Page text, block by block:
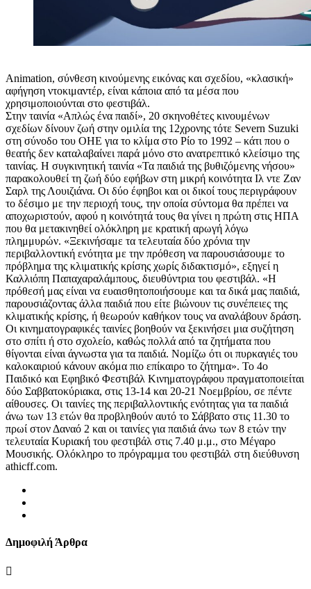
Animation, σύνθεση κινούμενης εικόνας και σχεδίου, «κλασική»
αφήγηση ντοκιμαντέρ, είναι κάποια από τα μέσα που
χρησιμοποιούνται στο φεστιβάλ.
Στην ταινία «Απλώς ένα παιδί», 20 σκηνοθέτες κινουμένων
σχεδίων δίνουν ζωή στην ομιλία της 12χρονης τότε Severn Suzuki
στη σύνοδο του ΟΗΕ για το κλίμα στο Ρίο το 1992 – κάτι που ο
θεατής δεν καταλαβαίνει παρά μόνο στο ανατρεπτικό κλείσιμο της
ταινίας. Η συγκινητική ταινία «Τα παιδιά της βυθιζόμενης νήσου»
παρακολουθεί τη ζωή δύο εφήβων στη μικρή κοινότητα Ιλ ντε Ζαν
Σαρλ της Λουιζιάνα. Οι δύο έφηβοι και οι δικοί τους περιγράφουν
το δέσιμο με την περιοχή τους, την οποία σύντομα θα πρέπει να
αποχωριστούν, αφού η κοινότητά τους θα γίνει η πρώτη στις ΗΠΑ
που θα μετακινηθεί ολόκληρη με κρατική αρωγή λόγω
πλημμυρών. «Ξεκινήσαμε τα τελευταία δύο χρόνια την
περιβαλλοντική ενότητα με την πρόθεση να παρουσιάσουμε το
πρόβλημα της κλιματικής κρίσης χωρίς διδακτισμό», εξηγεί η
Καλλιόπη Παπαχαραλάμπους, διευθύντρια του φεστιβάλ. «Η
πρόθεσή μας είναι να ευαισθητοποιήσουμε και τα δικά μας παιδιά,
παρουσιάζοντας άλλα παιδιά που είτε βιώνουν τις συνέπειες της
κλιματικής κρίσης, ή θεωρούν καθήκον τους να αναλάβουν δράση.
Οι κινηματογραφικές ταινίες βοηθούν να ξεκινήσει μια συζήτηση
στο σπίτι ή στο σχολείο, καθώς πολλά από τα ζητήματα που
θίγονται είναι άγνωστα για τα παιδιά. Νομίζω ότι οι πυρκαγιές του
καλοκαιριού κάνουν ακόμα πιο επίκαιρο το ζήτημα». Το 4ο
Παιδικό και Εφηβικό Φεστιβάλ Κινηματογράφου πραγματοποιείται
δύο Σαββατοκύριακα, στις 13-14 και 20-21 Νοεμβρίου, σε πέντε
αίθουσες. Οι ταινίες της περιβαλλοντικής ενότητας για τα παιδιά
άνω των 13 ετών θα προβληθούν αυτό το Σάββατο στις 11.30 το
πρωί στον Δαναό 2 και οι ταινίες για παιδιά άνω των 8 ετών την
τελευταία Κυριακή του φεστιβάλ στις 7.40 μ.μ., στο Μέγαρο
Μουσικής. Ολόκληρο το πρόγραμμα του φεστιβάλ στη διεύθυνση
athicff.com.
Δημοφιλή Άρθρα